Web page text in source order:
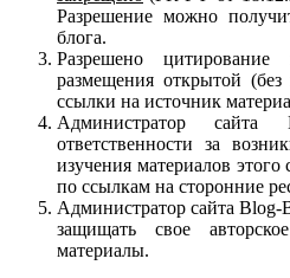
Разрешение можно
блога.
Разрешено
размещения открытой
ссылки на источник
Администратор сайта
ответственности за
изучения материалов
по ссылкам на сторонние
Администратор сайта
защищать свое
материалы.